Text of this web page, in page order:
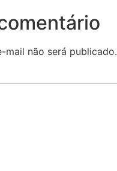
mail não será publicado.